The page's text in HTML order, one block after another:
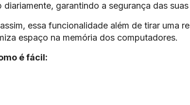
diariamente, garantindo a segurança das
essa funcionalidade além de tirar uma
espaço na memória dos computadores.
é fácil: